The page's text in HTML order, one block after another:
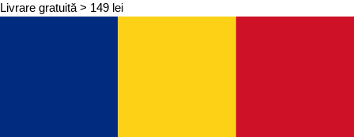
Livrare gratuită > 149 lei